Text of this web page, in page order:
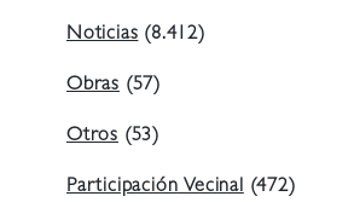
Noticias(8.412)
Obras (57)
Otros (53)
Participación Vecinal(472)